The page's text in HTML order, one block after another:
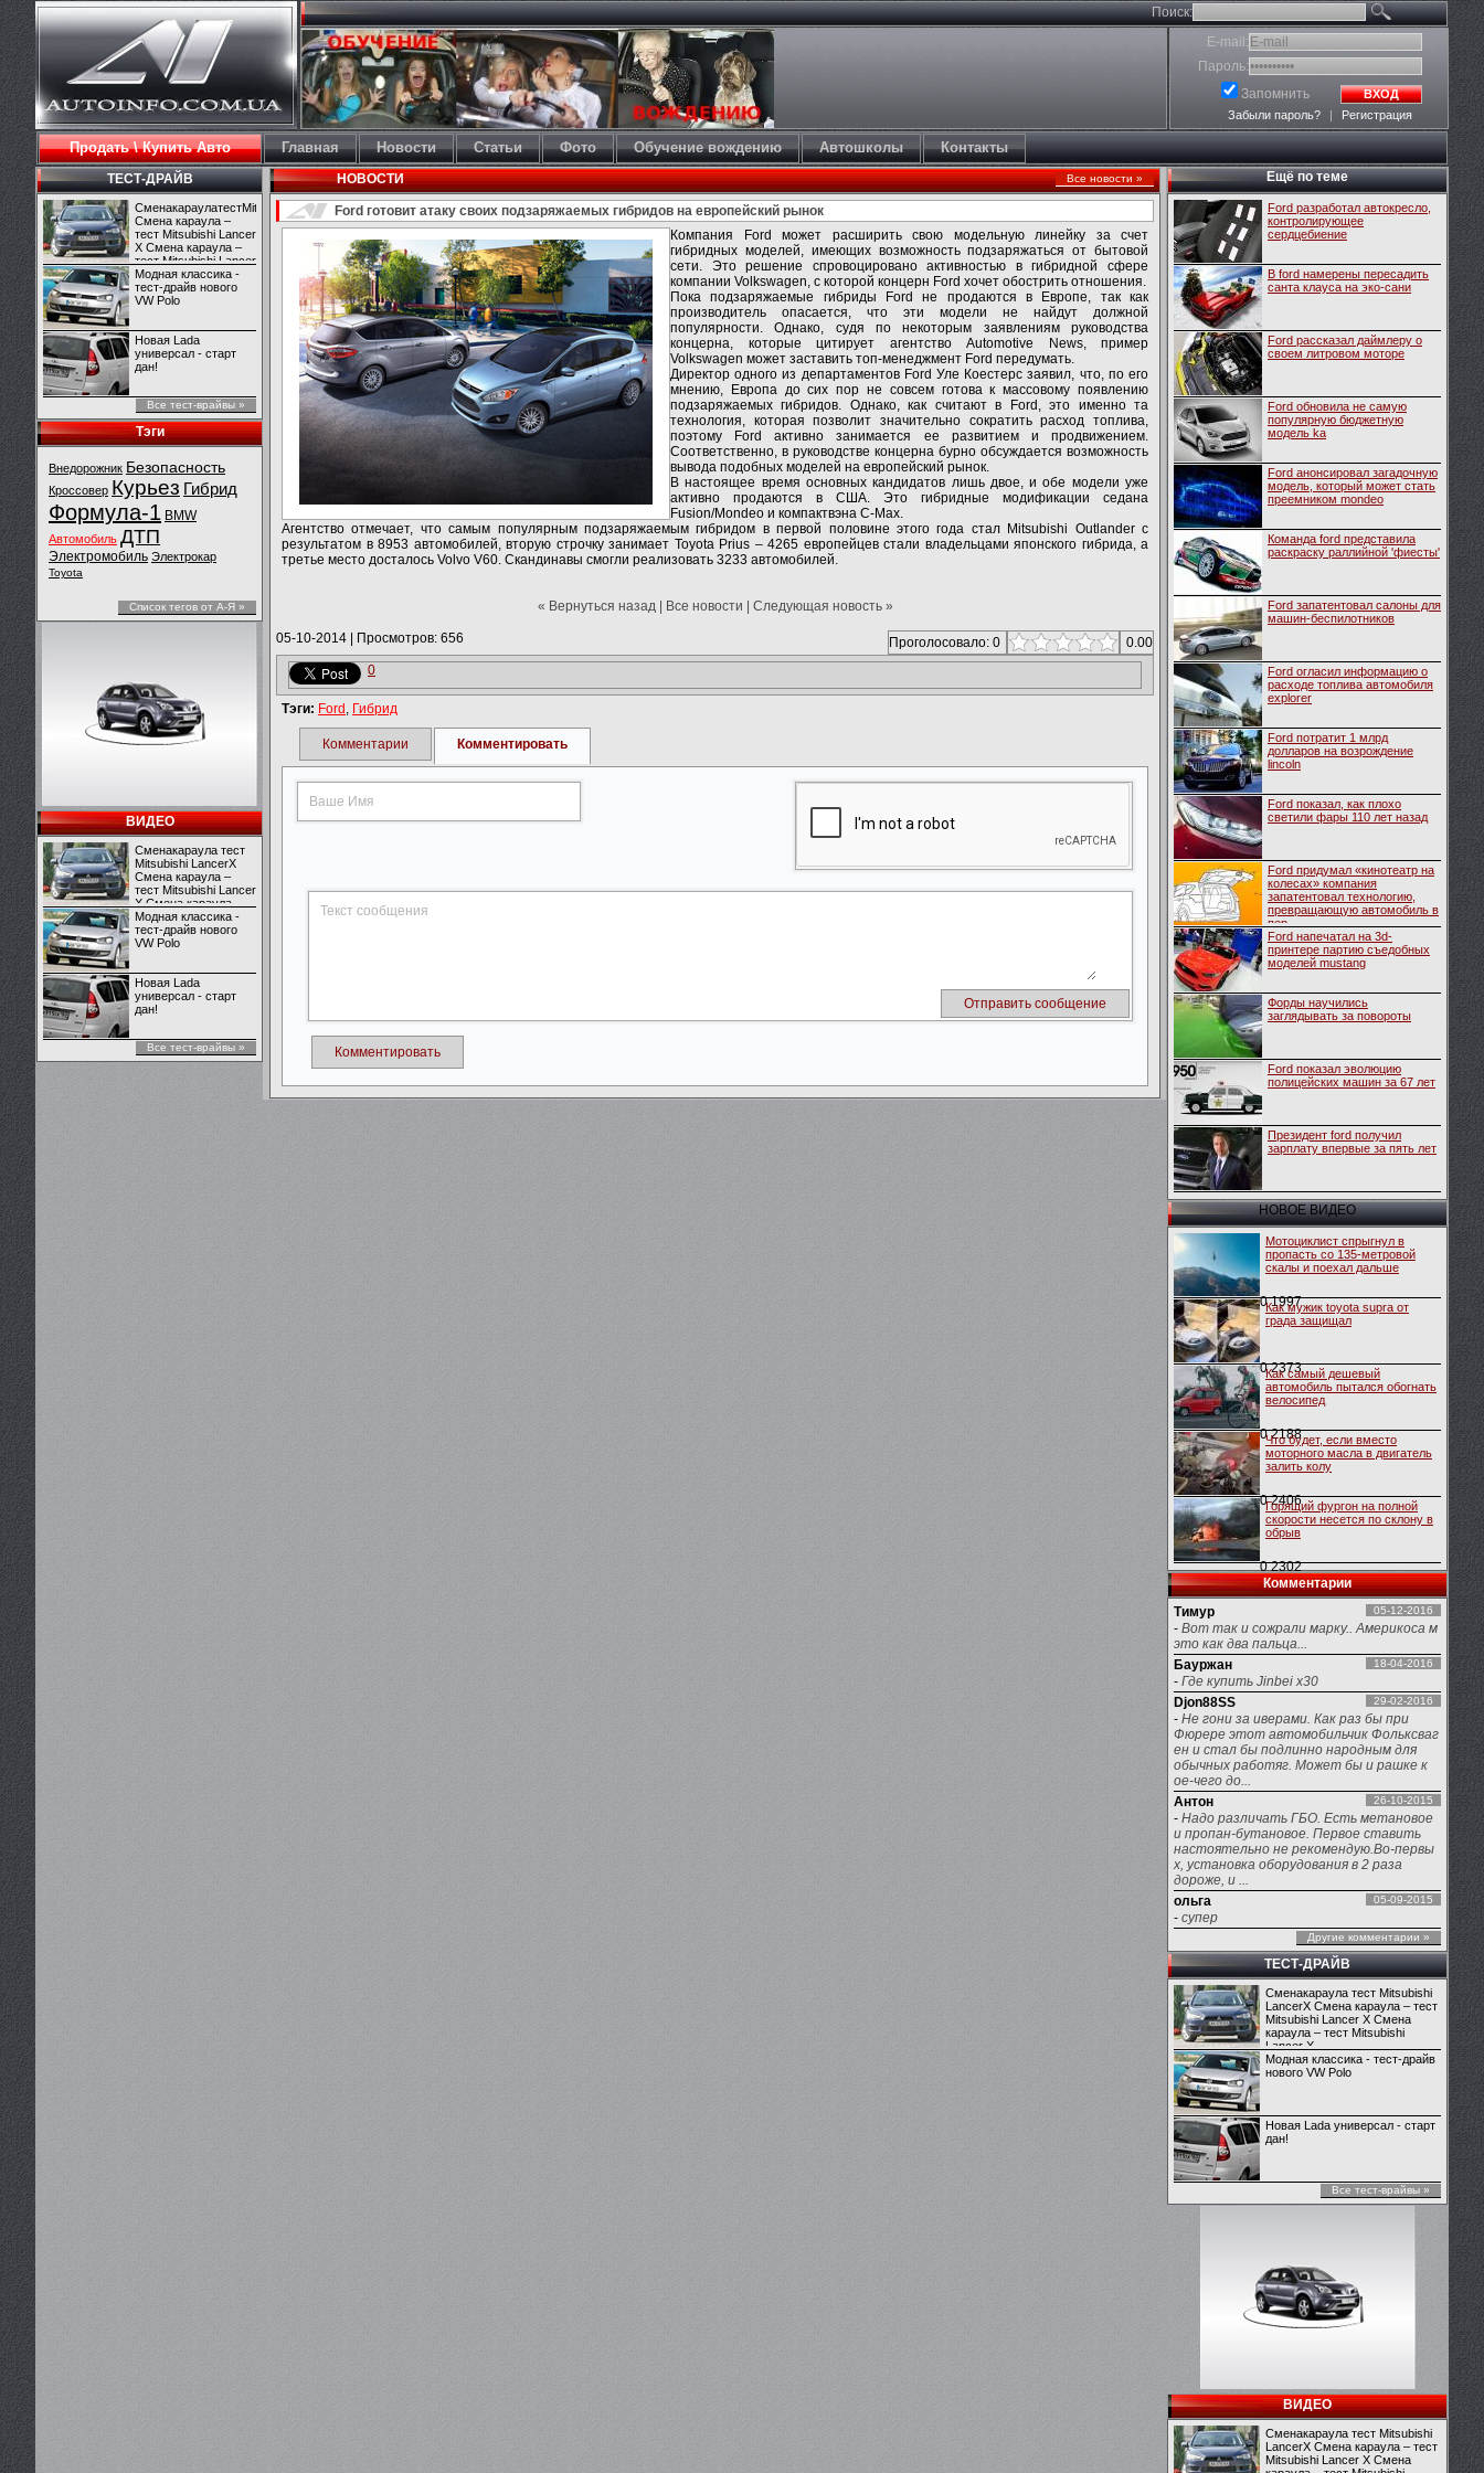
Поиск:
E-mail:
Пароль:
Запомнить
ВХОД
Забыли пароль?
| Регистрация
Продать \ Купить Авто Главная Новости Статьи Фото Обучение вождению Автошколы Контакты
ТЕСТ-ДРАЙВ
СменакараулатестMitsubishiLancerX
Смена караула –
тест Mitsubishi Lancer
X Смена караула –
тест Mitsubishi Lancer
X
Модная классика -
тест-драйв нового
VW Polo
Новая Lada
универсал - старт
дан!
Все тест-врайвы »
Тэги
Внедорожник Безопасность
Кроссовер Курьез Гибрид
Формула-1 BMW
Автомобиль ДТП
Электромобиль Электрокар
Toyota
Список тегов от А-Я »
ВИДЕО
Сменакараула тест
Mitsubishi LancerX
Смена караула –
тест Mitsubishi Lancer
X Смена караула –
тест Mitsubishi Lancer
X
Модная классика -
тест-драйв нового
VW Polo
Новая Lada
универсал - старт
дан!
Все тест-врайвы »
НОВОСТИ Все новости »
Ford готовит атаку своих подзаряжаемых гибридов на европейский рынок
Компания Ford может расширить свою модельную линейку за счет
гибридных моделей, имеющих возможность подзаряжаться от бытовой
сети. Это решение спровоцировано активностью в гибридной сфере
компании Volkswagen, с которой концерн Ford хочет обострить отношения.
Пока подзаряжаемые гибриды Ford не продаются в Европе, так как
производитель опасается, что эти модели не найдут должной
популярности. Однако, судя по некоторым заявлениям руководства
концерна, которые цитирует агентство Automotive News, пример
Volkswagen может заставить топ-менеджмент Ford передумать.
Директор одного из департаментов Ford Уле Коестерс заявил, что, по его
мнению, Европа до сих пор не совсем готова к массовому появлению
подзаряжаемых гибридов. Однако, как считают в Ford, это именно та
технология, которая позволит значительно сократить расход топлива,
поэтому Ford активно занимается ее развитием и продвижением.
Соответственно, в руководстве концерна бурно обсуждается возможность
вывода подобных моделей на европейский рынок.
В настоящее время основных кандидатов лишь двое, и обе модели уже
активно продаются в США. Это гибридные модификации седана
Fusion/Mondeo и компактвэна C-Max.
Агентство отмечает, что самым популярным подзаряжаемым гибридом в первой половине этого года стал Mitsubishi Outlander с
результатом в 8953 автомобилей, вторую строчку занимает Toyota Prius – 4265 европейцев стали владельцами японского гибрида, а
третье место досталось Volvo V60. Скандинавы смогли реализовать 3233 автомобилей.
« Вернуться назад| Все новости Следующая новость »
05-10-2014 Просмотров: 656 Проголосовало: 0
0.00
0
Тэги: Ford , Гибрид
Комментарии Комментировать
Комментировать
Ещё по теме
Ford разработал автокресло,
контролирующее
сердцебиение
В ford намерены пересадить
санта клауса на эко-сани
Ford рассказал даймлеру о
своем литровом моторе
Ford обновила не самую
популярную бюджетную
модель ka
Ford анонсировал загадочную
модель, который может стать
преемником mondeo
Команда ford представила
раскраску раллийной 'фиесты'
Ford запатентовал салоны для
машин-беспилотников
Ford огласил информацию о
расходе топлива автомобиля
explorer
Ford потратит 1 млрд
долларов на возрождение
lincoln
Ford показал, как плохо
светили фары 110 лет назад
Ford придумал «кинотеатр на
колесах» компания
запатентовал технологию,
превращающую автомобиль в
пер...
Ford напечатал на 3d-
принтере партию съедобных
моделей mustang
Форды научились
заглядывать за повороты
Ford показал эволюцию
полицейских машин за 67 лет
Президент ford получил
зарплату впервые за пять лет
НОВОЕ ВИДЕО
Мотоциклист спрыгнул в
пропасть со 135-метровой
скалы и поехал дальше
0 1997
Как мужик toyota supra от
града защищал
0 2373
Как самый дешевый
автомобиль пытался обогнать
велосипед
0 2188
Что будет, если вместо
моторного масла в двигатель
залить колу
0 2406
Горящий фургон на полной
скорости несется по склону в
обрыв
0 2302
Комментарии
Тимур
05-12-2016
- Вот так и сожрали марку.. Америкоса м
это как два пальца...
Бауржан
18-04-2016
- Где купить Jinbei x30
Djon88SS
29-02-2016
- Не гони за иверами. Как раз бы при
Фюрере этот автомобильчик Фольксваг
ен и стал бы подлинно народным для
обычных работяг. Может бы и рашке к
ое-чего до...
Антон
26-10-2015
- Надо различать ГБО. Есть метановое
и пропан-бутановое. Первое ставить
настоятельно не рекомендую.Во-первы
х, установка оборудования в 2 раза
дороже, и ...
ольга
05-09-2015
- супер
Другие комментарии »
ТЕСТ-ДРАЙВ
Сменакараула тест Mitsubishi
LancerX Смена караула – тест
Mitsubishi Lancer X Смена
караула – тест Mitsubishi
Lancer X
Модная классика - тест-драйв
нового VW Polo
Новая Lada универсал - старт
дан!
Все тест-врайвы »
ВИДЕО
Сменакараула тест Mitsubishi
LancerX Смена караула – тест
Mitsubishi Lancer X Смена